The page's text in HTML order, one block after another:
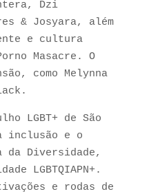
Dzi
& Josyara, além
e cultura
Masacre. O
como Melynna
LGBT+ de São
a inclusão e o
da Diversidade,
LGBTQIAPN+.
e rodas de